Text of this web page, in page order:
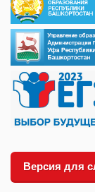
Версия для